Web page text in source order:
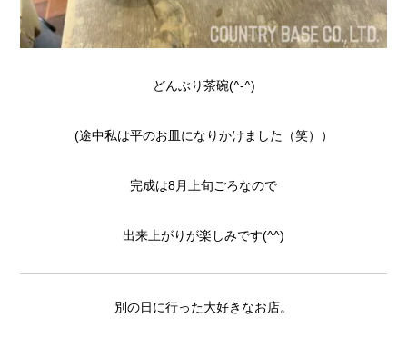
どんぶり茶碗(^-^)
(途中私は平のお皿になりかけました（笑））
完成は8月上旬ごろなので
出来上がりが楽しみです(^^)
別の日に行った大好きなお店。